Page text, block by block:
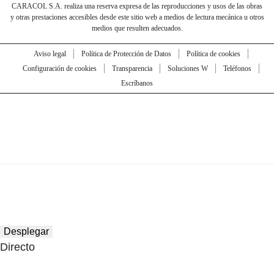
CARACOL S.A. realiza una reserva expresa de las reproducciones y usos de las obras
y otras prestaciones accesibles desde este sitio web a medios de lectura mecánica u otros
medios que resulten adecuados.
Aviso legal Política de Protección de Datos
Política de cookies
Configuración de cookies
Transparencia Soluciones W
Teléfonos
Escríbanos
Desplegar
Directo